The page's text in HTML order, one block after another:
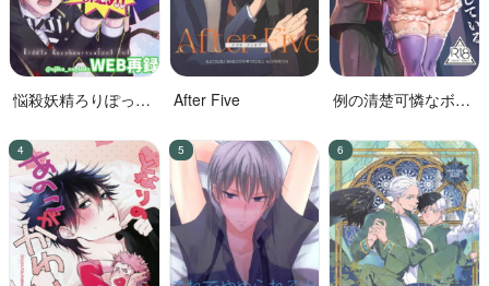
悩殺妖精ろりぽっぷ
After Five
例の清楚可憐なボー
倫している。